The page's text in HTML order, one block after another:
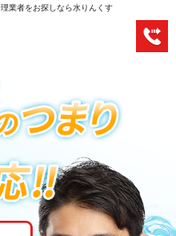
業者をお探しなら水りんくす